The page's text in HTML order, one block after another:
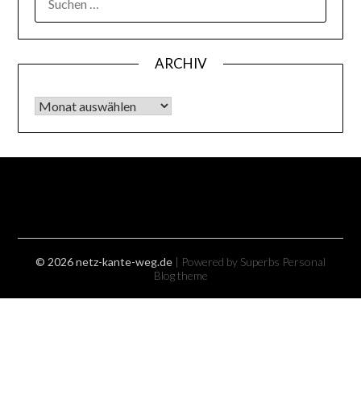
NACH:
ARCHIV
Archiv
© 2026 netz-kante-weg.de | Powered by Superbs Personal
Blog theme